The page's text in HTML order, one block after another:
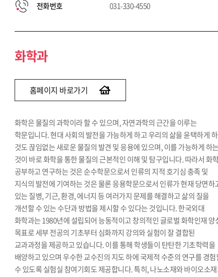
전화번호 031-330-4550
화학과
홈페이지 바로가기
화학은 물질의 과학이라 할 수 있으며, 자연과학의 근간을 이루는
학문입니다. 현대 사회의 발전을 가능하게 하고 우리의 삶을 윤택하게
것도 끊임없는 새로운 물질의 발견 및 응용에 있으며, 이를 가능하게 하
것이 바로 화학을 통한 물질의 근본적인 이해 및 탐구입니다. 따라서 화
공부하고 연구하는 것은 순수학문으로서 인류의 지적 호기심 충족 및
지식의 발전에 기여하는 것은 물론 응용학문으로서 인류가 현재 당면하
있는 질병, 기근, 환경, 에너지 등 여러가지 문제를 해결하고 삶의 질을
개선할 수 있는 수단과 방법을 제시할 수 있다는 것입니다. 한국외대
화학과는 1980년에 설립되어 능동적이고 창의적인 글로벌 화학인재 양
목표로 세부 전공의 기초부터 심화까지 강의와 실험이 잘 결합된
교과과정을 제공하고 있습니다. 이를 통해 학생들이 탄탄한 기초학력을
배양하고 있으며 우수한 교수진의 지도 하에 국제적 수준의 연구를 경
수 있도록 실험실 참여기회도 제공합니다. 특히, 나노소재와 바이오소